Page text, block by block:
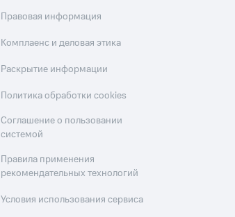
Правовая информация
Комплаенс и деловая этика
Раскрытие информации
Политика обработки cookies
Соглашение о пользовании
системой
Правила применения
рекомендательных технологий
Условия использования сервиса